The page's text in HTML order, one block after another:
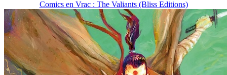
Comics en Vrac : The Valiants (Bliss Editions)